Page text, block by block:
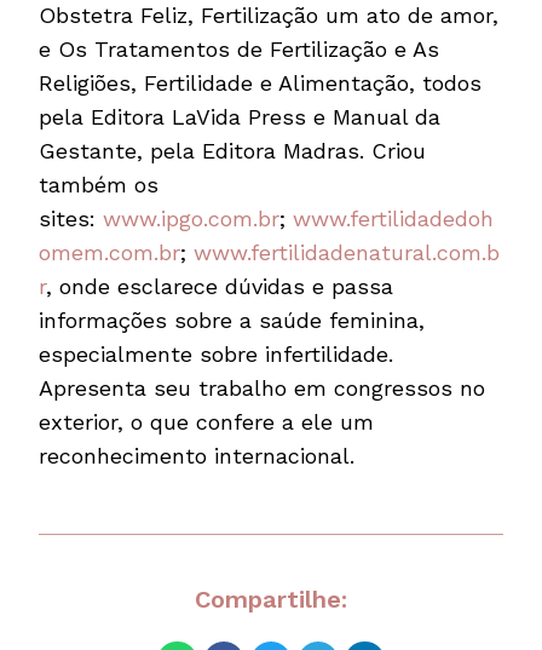
Obstetra Feliz, Fertilização um ato de amor,
e Os Tratamentos de Fertilização e As
Religiões, Fertilidade e Alimentação, todos
pela Editora LaVida Press e Manual da
Gestante, pela Editora Madras. Criou
também os
sites:www.ipgo.com.br;www.fertilidadedoh
omem.com.br;www.fertilidadenatural.com.b
r, onde esclarece dúvidas e passa
informações sobre a saúde feminina,
especialmente sobre infertilidade.
Apresenta seu trabalho em congressos no
exterior, o que confere a ele um
reconhecimento internacional.
Compartilhe: